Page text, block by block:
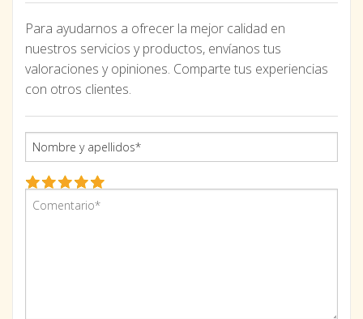
Para ayudarnos a ofrecer la mejor calidad en
nuestros servicios y productos, envíanos tus
valoraciones y opiniones. Comparte tus experiencias
con otros clientes.